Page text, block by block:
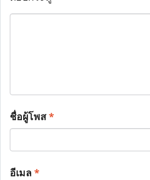
ชื่อผู้โพส*
อีเมล*